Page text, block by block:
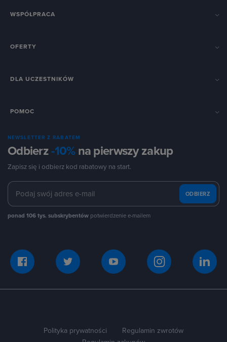
WSPÓŁPRACA
OFERTY
DLA UCZESTNIKÓW
POMOC
NEWSLETTER Z RABATEM
Odbierz-10%na pierwszy zakup
Zapisz się i odbierz kod rabatowy na start.
ODBIERZ
ponad 106 tys. subskrybentów potwierdzenie e-mailem
Polityka prywatności
Regulamin zwrotów